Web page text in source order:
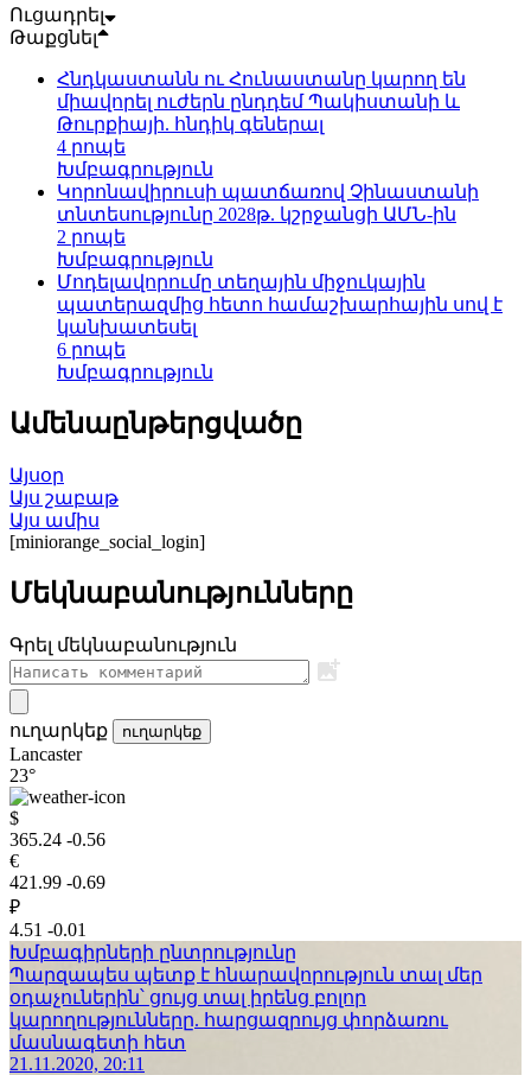
Ուցադրել
Թաքցնել
Հնդկաստանն ու Հունաստանը կարող են
միավորել ուժերն ընդդեմ Պակիստանի և
Թուրքիայի. հնդիկ գեներալ
4 րոպե
Խմբագրություն
Կորոնավիրուսի պատճառով Չինաստանի
տնտեսությունը 2028թ. կշրջանցի ԱՄՆ-ին
2 րոպե
Խմբագրություն
Մոդելավորումը տեղային միջուկային
պատերազմից հետո համաշխարհային սով է
կանխատեսել
6 րոպե
Խմբագրություն
Ամենաընթերցվածը
Այսօր
Այս շաբաթ
Այս ամիս
[miniorange_social_login]
Մեկնաբանությունները
Գրել մեկնաբանություն
ուղարկեք ուղարկեք
Lancaster
23°
$
365.24 -0.56
€
421.99 -0.69
₽
4.51 -0.01
Խմբագիրների ընտրությունը
Պարզապես պետք է հնարավորություն տալ մեր
օդաչուներին՝ ցույց տալ իրենց բոլոր
կարողությունները. հարցազրույց փորձառու
մասնագետի հետ
21.11.2020, 20:11